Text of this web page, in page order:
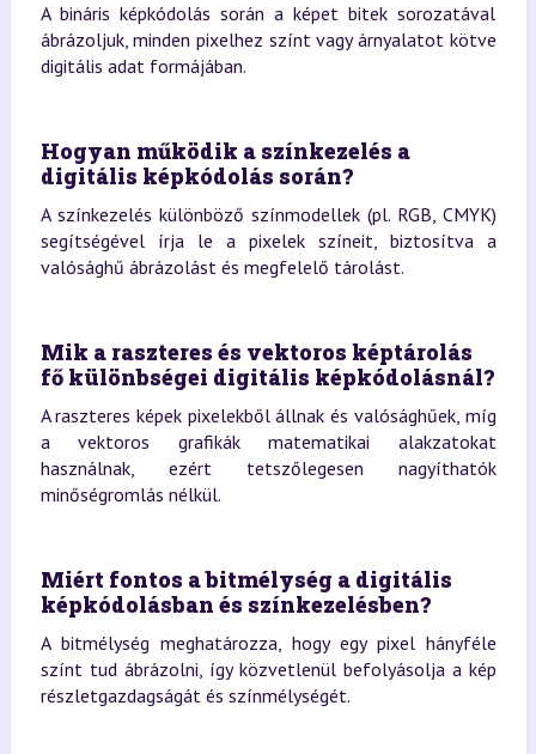
A bináris képkódolás során a képet bitek sorozatával
ábrázoljuk, minden pixelhez színt vagy árnyalatot kötve
digitális adat formájában.
Hogyan működik a színkezelés a
digitális képkódolás során?
A színkezelés különböző színmodellek (pl. RGB, CMYK)
segítségével írja le a pixelek színeit, biztosítva a
valósághű ábrázolást és megfelelő tárolást.
Mik a raszteres és vektoros képtárolás
fő különbségei digitális képkódolásnál?
A raszteres képek pixelekből állnak és valósághűek, míg
a vektoros grafikák matematikai alakzatokat
használnak, ezért tetszőlegesen nagyíthatók
minőségromlás nélkül.
Miért fontos a bitmélység a digitális
képkódolásban és színkezelésben?
A bitmélység meghatározza, hogy egy pixel hányféle
színt tud ábrázolni, így közvetlenül befolyásolja a kép
részletgazdagságát és színmélységét.